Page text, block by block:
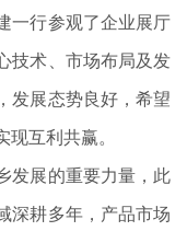
一行参观了企业展厅
技术、市场布局及发
发展态势良好，希望
互利共赢。
展的重要力量，此
深耕多年，产品市场